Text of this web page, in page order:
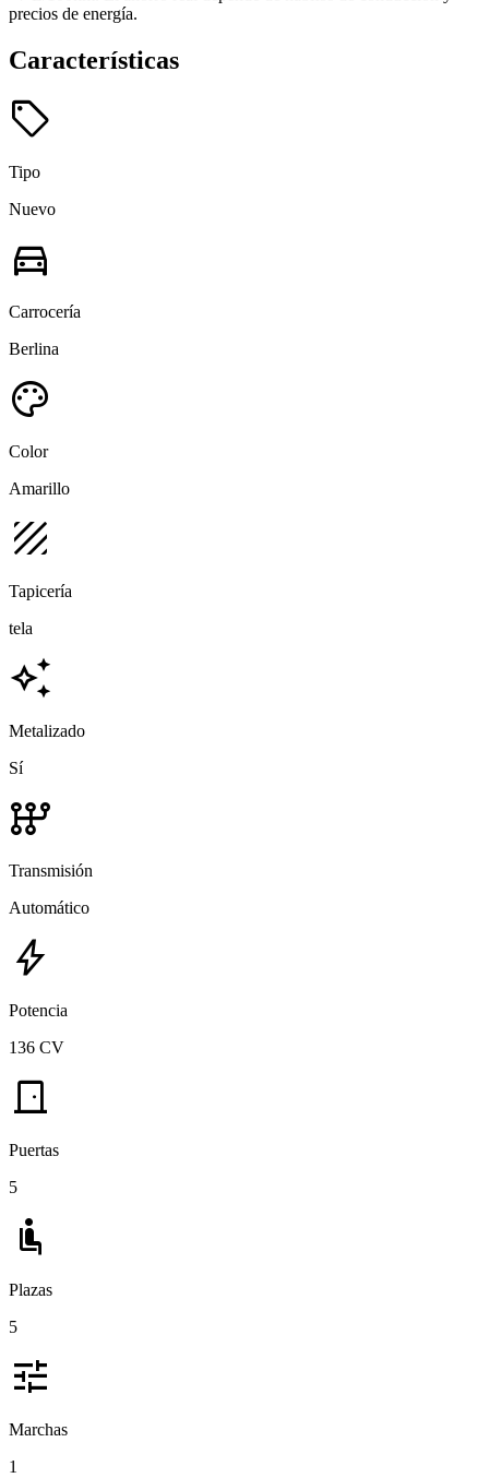
precios de energía.
Características
sell
Tipo
Nuevo
directions_car
Carrocería
Berlina
palette
Color
Amarillo
texture
Tapicería
tela
auto_awesome
Metalizado
Sí
auto_transmission
Transmisión
Automático
bolt
Potencia
136 CV
door_front
Puertas
5
airline_seat_recline_normal
Plazas
5
tune
Marchas
1